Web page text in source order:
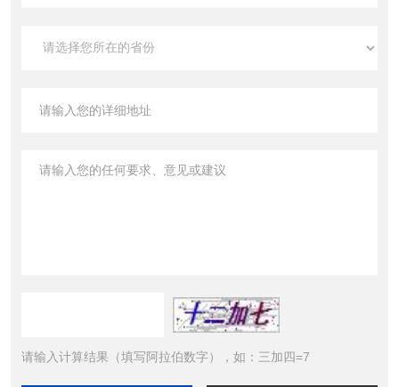
请输入计算结果（填写阿拉伯数字），如：三加四=7